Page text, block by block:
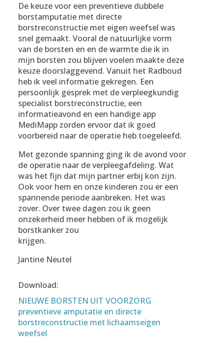
De keuze voor een preventieve dubbele
borstamputatie met directe
borstreconstructie met eigen weefsel was
snel gemaakt. Vooral de natuurlijke vorm
van de borsten en en de warmte die ik in
mijn borsten zou blijven voelen maakte deze
keuze doorslaggevend. Vanuit het Radboud
heb ik veel informatie gekregen. Een
persoonlijk gesprek met de verpleegkundig
specialist borstreconstructie, een
informatieavond en een handige app
MediMapp zorden ervoor dat ik goed
voorbereid naar de operatie heb toegeleefd.
Met gezonde spanning ging ik de avond voor
de operatie naar de verpleegafdeling. Wat
was het fijn dat mijn partner erbij kon zijn.
Ook voor hem en onze kinderen zou er een
spannende periode aanbreken. Het was
zover. Over twee dagen zou ik geen
onzekerheid meer hebben of ik mogelijk
borstkanker zou
krijgen.
Jantine Neutel
Download:
NIEUWE BORSTEN UIT VOORZORG
preventieve amputatie en directe
borstreconstructie met lichaamseigen
weefsel